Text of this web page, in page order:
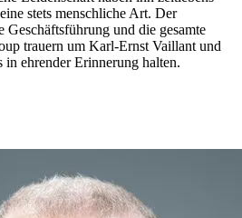
stets menschliche Art. Der
Geschäftsführung und die gesamte
trauern um Karl-Ernst Vaillant und
in ehrender Erinnerung halten.